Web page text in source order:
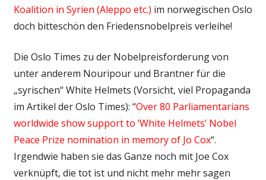
Koalition in Syrien (Aleppo etc.) im norwegischen Oslo
doch bitteschön den Friedensnobelpreis verleihe!
Die Oslo Times zu der Nobelpreisforderung von
unter anderem Nouripour und Brantner für die
„syrischen“ White Helmets (Vorsicht, viel Propaganda
im Artikel der Oslo Times): “Over 80 Parliamentarians
worldwide show support to ‘White Helmets’ Nobel
Peace Prize nomination in memory of Jo Cox“.
Irgendwie haben sie das Ganze noch mit Joe Cox
verknüpft, die tot ist und nicht mehr mehr sagen